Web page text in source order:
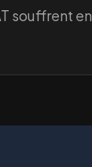
souffrent en